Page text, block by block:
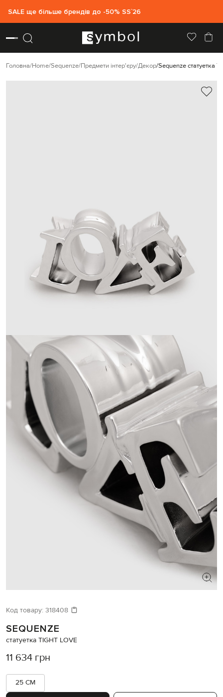
SALE ще більше брендів до -50% SS`26
Головна Home Sequenze Предмети інтер'єру Декор Sequenze статуетка
Код товару: 318408
SEQUENZE
статуетка TIGHT LOVE
11 634 грн
25 CM